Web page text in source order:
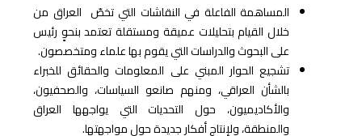
المساهمة الفاعلة في النقاشات التي تخصّ العراق من
خلال القيام بتحليلات عميقة ومستقلة تعتمد بنحوٍ رئيس
على البحوث والدراسات التي يقوم بها علماء ومتخصصون.
تشجيع الحوار المبني على المعلومات والحقائق للخبراء
بالشأن العراقي، ومنهم صانعو السياسات، والصحفيون،
والأكاديميون، حول التحديات التي يواجهها العراق
والمنطقة، ولإنتاج أفكار جديدة حول مواجهتها.